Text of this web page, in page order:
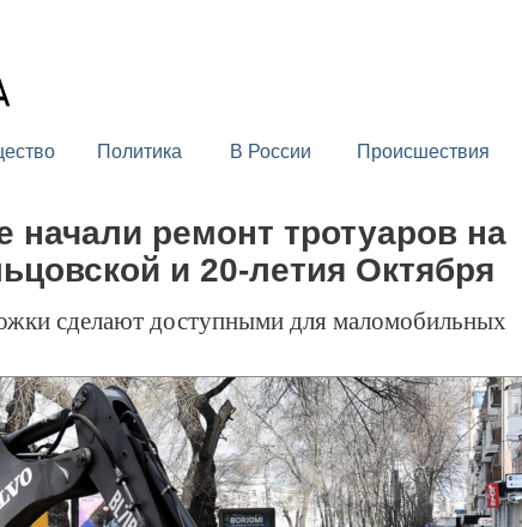
Политика В России Происшествия
начали ремонт тротуаров на
и 20-летия Октября
сделают доступными для маломобильных